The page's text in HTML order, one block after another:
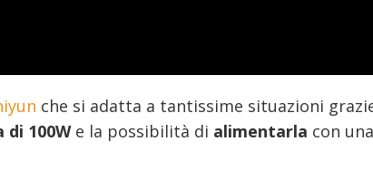
che si adatta a tantissime situazioni
di 100We la possibilità di alimentarla con una